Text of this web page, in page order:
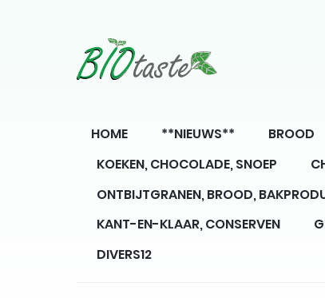
HOME **NIEUWS** BROOD
KOEKEN, CHOCOLADE, SNOEP
ONTBIJTGRANEN, BROOD,
KANT-EN-KLAAR, CONSERVEN
DIVERS12